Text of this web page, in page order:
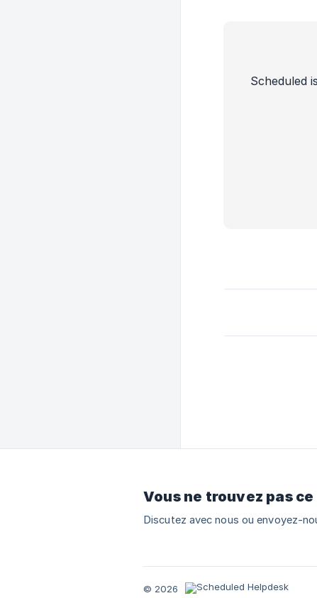
Scheduled
Vous ne trouvez pas
Discutez avec nous ou envoyez-
© 2026